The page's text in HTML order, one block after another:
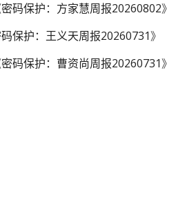
密码保护：方家慧周报20260802》
保护：王义天周报20260731》
密码保护：曹资尚周报20260731》